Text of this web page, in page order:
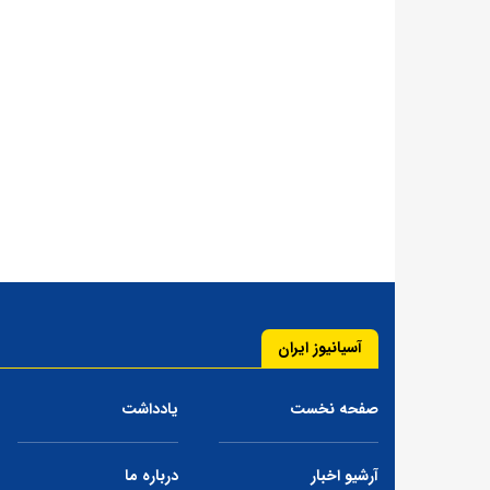
آسیانیوز ایران
صفحه نخست یادداشت
آرشیو اخبار درباره ما